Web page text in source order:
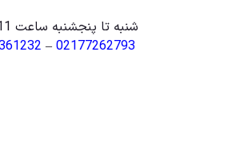
شنبه تا پنجشنبه ساعت 11 الی 20
02177262793
–